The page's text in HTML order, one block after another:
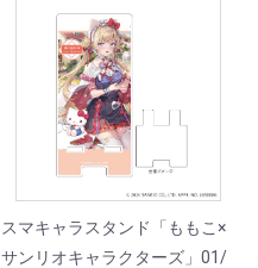
スマキャラスタンド「ももこ×
サンリオキャラクターズ」01/